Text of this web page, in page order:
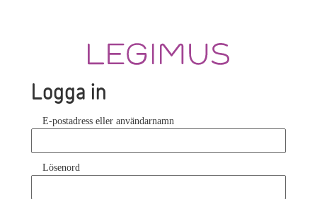
Logga in
E-postadress eller användarnamn
Lösenord